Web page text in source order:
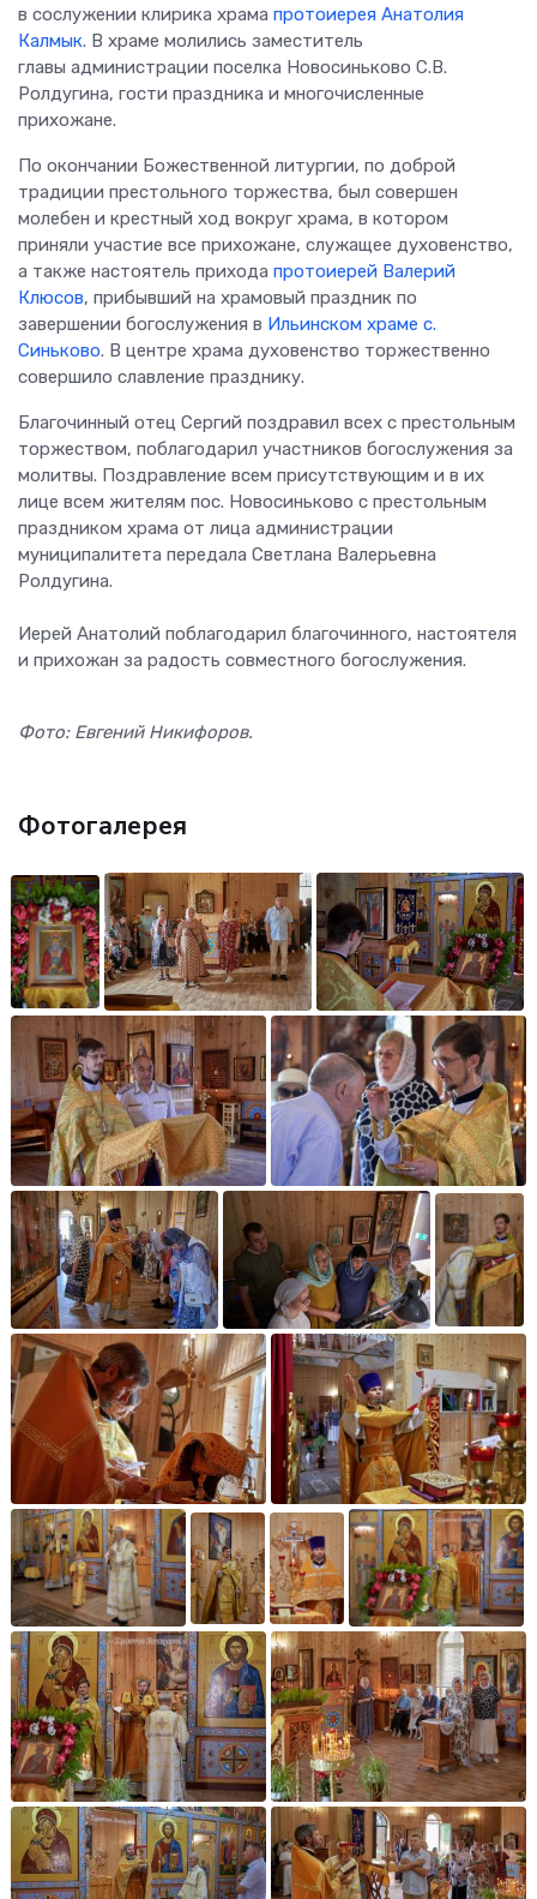
в сослужении клирика храма протоиерея Анатолия
Калмык. В храме молились заместитель
главы администрации поселка Новосиньково С.В.
Ролдугина, гости праздника и многочисленные
прихожане.
По окончании Божественной литургии, по доброй
традиции престольного торжества, был совершен
молебен и крестный ход вокруг храма, в котором
приняли участие все прихожане, служащее духовенство,
а также настоятель прихода протоиерей Валерий
Клюсов, прибывший на храмовый праздник по
завершении богослужения в Ильинском храме с.
Синьково. В центре храма духовенство торжественно
совершило славление празднику.
Благочинный отец Сергий поздравил всех с престольным
торжеством, поблагодарил участников богослужения за
молитвы. Поздравление всем присутствующим и в их
лице всем жителям пос. Новосиньково с престольным
праздником храма от лица администрации
муниципалитета передала Светлана Валерьевна
Ролдугина.
Иерей Анатолий поблагодарил благочинного, настоятеля
и прихожан за радость совместного богослужения.
Фото: Евгений Никифоров.
Фотогалерея